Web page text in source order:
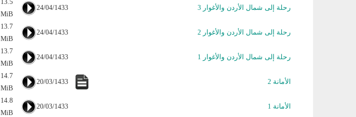
رحلة إلى شمال الأردن والأغوار 3 24/04/1433
13.5
MiB
رحلة إلى شمال الأردن والأغوار 2 24/04/1433
13.7
MiB
رحلة إلى شمال الأردن والأغوار 1 24/04/1433
13.7
MiB
الأمانة 2 20/03/1433
14.7
MiB
الأمانة 1 20/03/1433
14.8
MiB